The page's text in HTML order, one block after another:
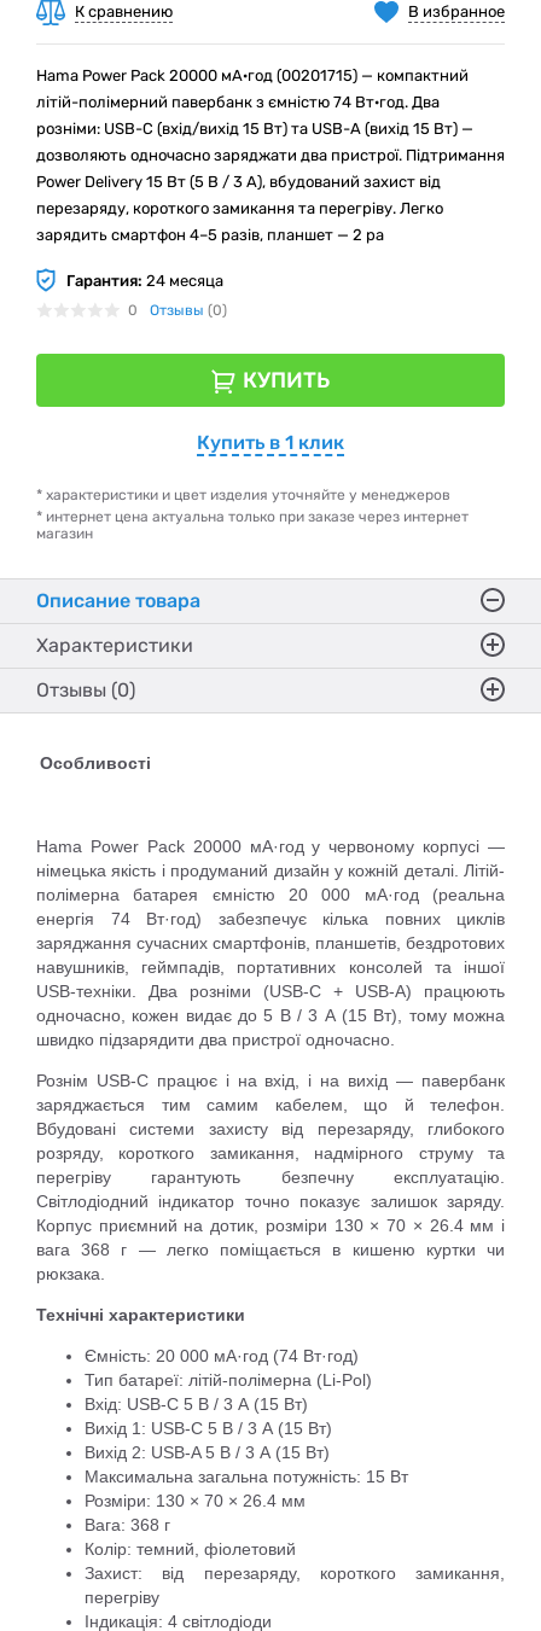
В избранное
К сравнению
Hama Power Pack 20000 мА·год (00201715) — компактний
літій-полімерний павербанк з ємністю 74 Вт·год. Два
розніми: USB-C (вхід/вихід 15 Вт) та USB-A (вихід 15 Вт) —
дозволяють одночасно заряджати два пристрої. Підтримання
Power Delivery 15 Вт (5 В / 3 А), вбудований захист від
перезаряду, короткого замикання та перегріву. Легко
зарядить смартфон 4–5 разів, планшет — 2 ра
Гарантия: 24 месяца
0 Отзывы (0)
КУПИТЬ
Купить в 1 клик
* характеристики и цвет изделия уточняйте у менеджеров
* интернет цена актуальна только при заказе через интернет
магазин
Описание товара
Характеристики
Отзывы (0)
Особливості
Hama Power Pack 20000 мА·год у червоному корпусі —
німецька якість і продуманий дизайн у кожній деталі. Літій-
полімерна батарея ємністю 20 000 мА·год (реальна
енергія 74 Вт·год) забезпечує кілька повних циклів
заряджання сучасних смартфонів, планшетів, бездротових
навушників, геймпадів, портативних консолей та іншої
USB-техніки. Два розніми (USB-C + USB-A) працюють
одночасно, кожен видає до 5 В / 3 А (15 Вт), тому можна
швидко підзарядити два пристрої одночасно.
Рознім USB-C працює і на вхід, і на вихід — павербанк
заряджається тим самим кабелем, що й телефон.
Вбудовані системи захисту від перезаряду, глибокого
розряду, короткого замикання, надмірного струму та
перегріву гарантують безпечну експлуатацію.
Світлодіодний індикатор точно показує залишок заряду.
Корпус приємний на дотик, розміри 130 × 70 × 26.4 мм і
вага 368 г — легко поміщається в кишеню куртки чи
рюкзака.
Технічні характеристики
Ємність: 20 000 мА·год (74 Вт·год)
Тип батареї: літій-полімерна (Li-Pol)
Вхід: USB-C 5 В / 3 А (15 Вт)
Вихід 1: USB-C 5 В / 3 А (15 Вт)
Вихід 2: USB-A 5 В / 3 А (15 Вт)
Максимальна загальна потужність: 15 Вт
Розміри: 130 × 70 × 26.4 мм
Вага: 368 г
Колір: темний, фіолетовий
Захист: від перезаряду, короткого замикання,
перегріву
Індикація: 4 світлодіоди